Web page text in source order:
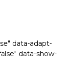
data-adapt-
data-show-